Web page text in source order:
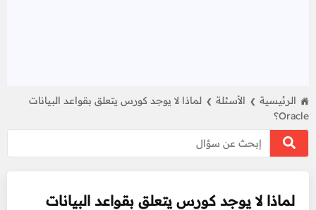
الرئيسية ❯ الأسئلة ❯ لماذا لا يوجد كورس يتعلق بقواعد البيانات
Oracle؟
لماذا لا يوجد كورس يتعلق بقواعد البيانات